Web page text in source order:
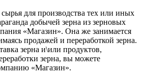
для производства тех или иных
добычей зерна из зерновых
«Магазин». Она же занимается
продажей и переработкой зерна.
зерна и\или продуктов,
зерна, вы можете
«Магазин».